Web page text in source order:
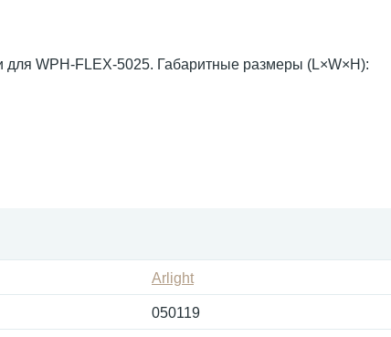
WPH-FLEX-5025. Габаритные размеры (L×W×H):
Arlight
050119